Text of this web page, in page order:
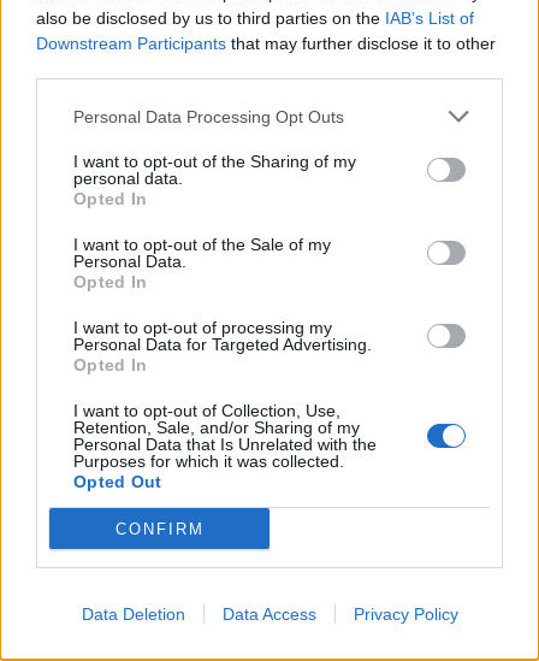
also be disclosed by us to third parties on the IAB’s List of
Downstream Participants that may further disclose it to other
Personal Data Processing Opt Outs
I want to opt-out of the Sharing of my
personal data.
Opted In
I want to opt-out of the Sale of my
Personal Data.
Opted In
I want to opt-out of processing my
Personal Data for Targeted Advertising.
Opted In
I want to opt-out of Collection, Use,
Retention, Sale, and/or Sharing of my
Personal Data that Is Unrelated with the
Purposes for which it was collected.
Opted Out
CONFIRM
Data Deletion Data Access Privacy Policy